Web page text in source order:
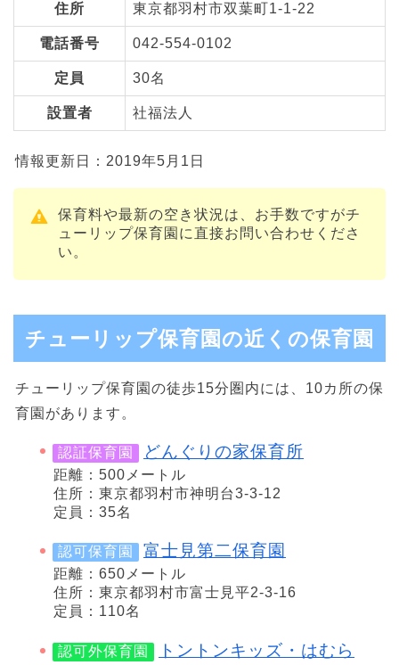
住所 東京都羽村市双葉町1-1-22
電話番号 042-554-0102
定員 30名
設置者 社福法人
情報更新日：2019年5月1日
保育料や最新の空き状況は、お手数ですがチ
ューリップ保育園に直接お問い合わせくださ
い。
チューリップ保育園の近くの保育園
チューリップ保育園の徒歩15分圏内には、10カ所の保
育園があります。
認証保育園 どんぐりの家保育所
距離：500メートル
住所：東京都羽村市神明台3-3-12
定員：35名
認可保育園 富士見第二保育園
距離：650メートル
住所：東京都羽村市富士見平2-3-16
定員：110名
認可外保育園 トントンキッズ・はむら